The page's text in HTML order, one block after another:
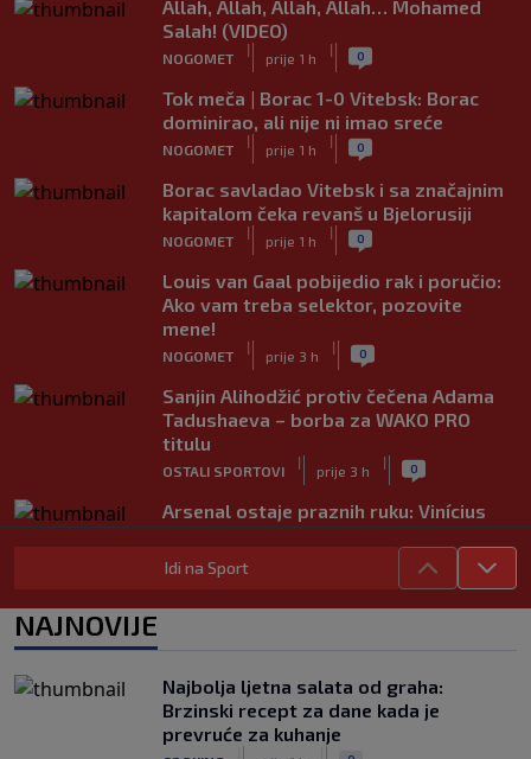
Allah, Allah, Allah, Allah… Mohamed
Salah! (VIDEO)
NOGOMET
|
prije 1 h
| 0
Tok meča | Borac 1-0 Vitebsk: Borac
dominirao, ali nije ni imao sreće
NOGOMET
|
prije 1 h
| 0
Borac savladao Vitebsk i sa značajnim
kapitalom čeka revanš u Bjelorusiji
NOGOMET
|
prije 1 h
| 0
Louis van Gaal pobijedio rak i poručio:
Ako vam treba selektor, pozovite
mene!
NOGOMET
|
prije 3 h
| 0
Sanjin Alihodžić protiv čečena Adama
Tadushaeva – borba za WAKO PRO
titulu
OSTALI SPORTOVI
|
prije 3 h
| 0
Arsenal ostaje praznih ruku: Vinícius
Júnior i Real Madrid postigli dogovor
NOGOMET
NOGOMET
| | 0
Izvinjenje s elementima prijetnje i
Idi na Sport
NAJNOVIJE
Najbolja ljetna salata od graha:
Brzinski recept za dane kada je
prevruće za kuhanje